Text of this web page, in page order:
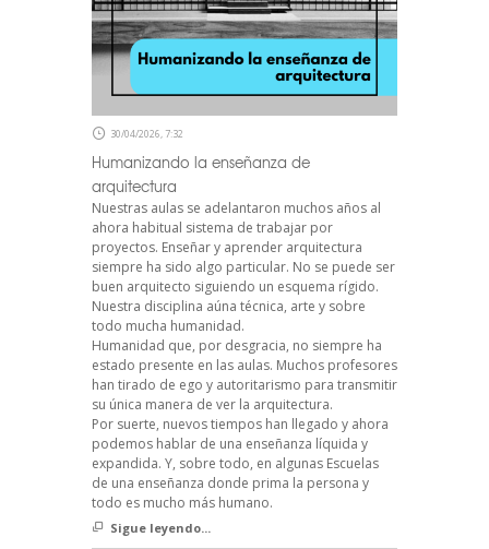
30/04/2026, 7:32
Humanizando la enseñanza de
arquitectura
Nuestras aulas se adelantaron muchos años al
ahora habitual sistema de trabajar por
proyectos. Enseñar y aprender arquitectura
siempre ha sido algo particular. No se puede ser
buen arquitecto siguiendo un esquema rígido.
Nuestra disciplina aúna técnica, arte y sobre
todo mucha humanidad.
Humanidad que, por desgracia, no siempre ha
estado presente en las aulas. Muchos profesores
han tirado de ego y autoritarismo para transmitir
su única manera de ver la arquitectura.
Por suerte, nuevos tiempos han llegado y ahora
podemos hablar de una enseñanza líquida y
expandida. Y, sobre todo, en algunas Escuelas
de una enseñanza donde prima la persona y
todo es mucho más humano.
Sigue leyendo...